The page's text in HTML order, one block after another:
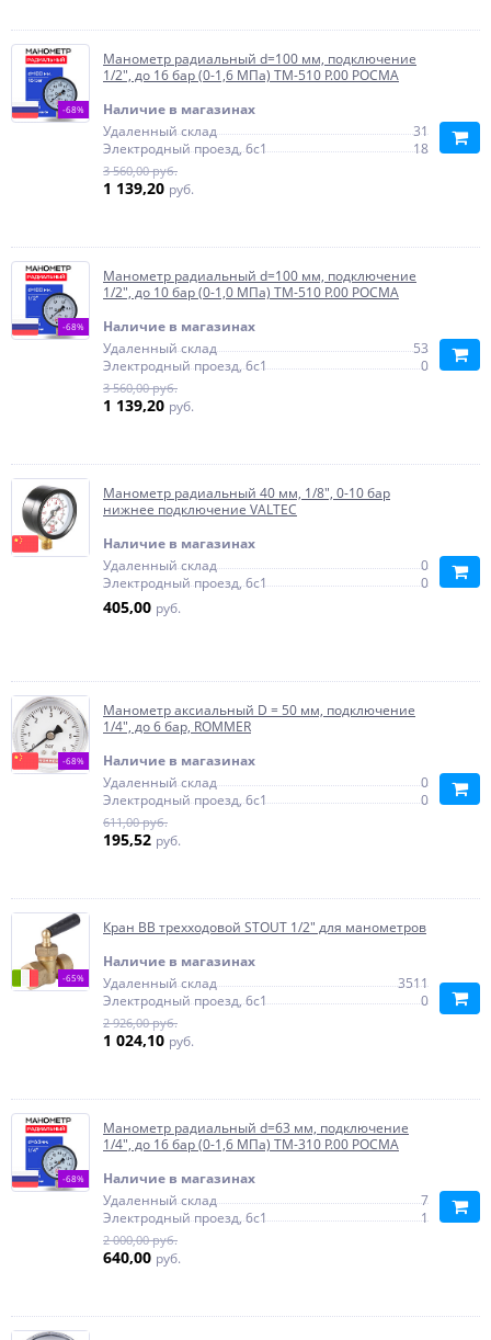
-68%
Манометр радиальный d=100 мм, подключение
1/2", до 16 бар (0-1,6 МПа) ТМ-510 P.00 РОСМА
Наличие в магазинах
Удаленный склад
31
Электродный проезд, 6с1
18
3 560,00 руб.
1 139,20 руб.
-68%
Манометр радиальный d=100 мм, подключение
1/2", до 10 бар (0-1,0 МПа) ТМ-510 P.00 РОСМА
Наличие в магазинах
Удаленный склад
53
Электродный проезд, 6с1
0
3 560,00 руб.
1 139,20 руб.
Манометр радиальный 40 мм, 1/8", 0-10 бар
нижнее подключение VALTEC
Наличие в магазинах
Удаленный склад
0
Электродный проезд, 6с1
0
405,00 руб.
-68%
Манометр аксиальный D = 50 мм, подключение
1/4", до 6 бар, ROMMER
Наличие в магазинах
Удаленный склад
0
Электродный проезд, 6с1
0
611,00 руб.
195,52 руб.
-65%
Кран ВВ трехходовой STOUT 1/2" для манометров
Наличие в магазинах
Удаленный склад
3511
Электродный проезд, 6с1
0
2 926,00 руб.
1 024,10 руб.
-68%
Манометр радиальный d=63 мм, подключение
1/4", до 16 бар (0-1,6 МПа) ТМ-310 P.00 РОСМА
Наличие в магазинах
Удаленный склад
7
Электродный проезд, 6с1
1
2 000,00 руб.
640,00 руб.